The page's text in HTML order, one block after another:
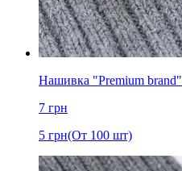
Нашивка "Premium
7 грн
5 грн(От 100 шт)